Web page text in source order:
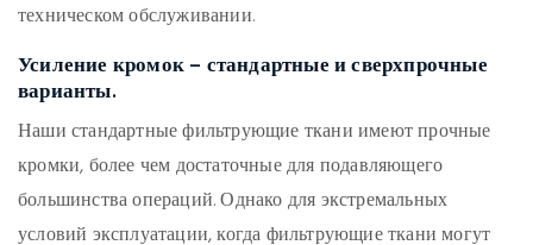
техническом обслуживании.
Усиление кромок – стандартные и сверхпрочные
варианты.
Наши стандартные фильтрующие ткани имеют прочные
кромки, более чем достаточные для подавляющего
большинства операций. Однако для экстремальных
условий эксплуатации, когда фильтрующие ткани могут